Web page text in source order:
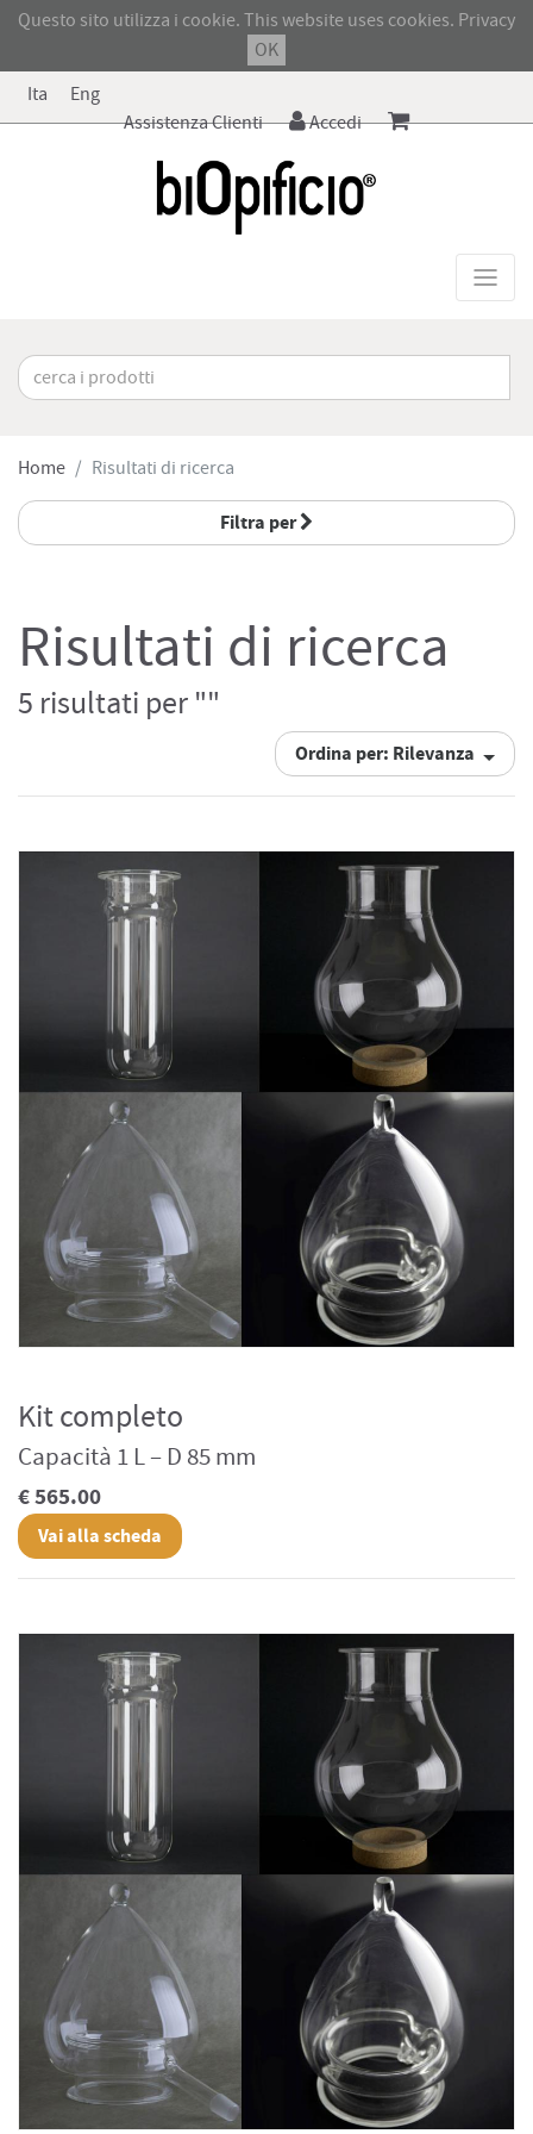
Questo sito utilizza i cookie. This website uses cookies. Privacy
OK
Ita
Eng
Assistenza Clienti
Accedi
Home Risultati di ricerca
Filtra per
Risultati di ricerca
5 risultati per ""
Ordina per: Rilevanza
Kit completo
Capacità 1 L – D 85 mm
€ 565.00
Vai alla scheda